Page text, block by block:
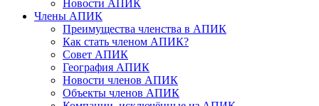
Новости АПИК
Члены АПИК
Преимущества членства в АПИК
Как стать членом АПИК?
Совет АПИК
География АПИК
Новости членов АПИК
Объекты членов АПИК